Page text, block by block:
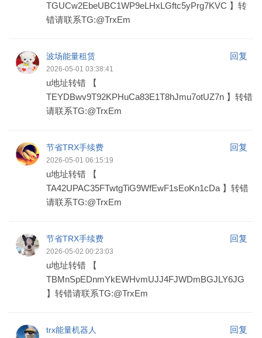
TGUCw2EbeUBC1WP9eLHxLGftc5yPrg7KVC 】转
错请联系TG:@TrxEm
波场能量租赁 回复
2026-05-01 03:38:41
u地址转错 【
TEYDBwv9T92KPHuCa83E1T8hJmu7otUZ7n 】转错
请联系TG:@TrxEm
节省TRX手续费 回复
2026-05-01 06:15:19
u地址转错 【
TA42UPAC35FTwtgTiG9WfEwF1sEoKn1cDa 】转错
请联系TG:@TrxEm
节省TRX手续费 回复
2026-05-02 00:23:03
u地址转错 【
TBMnSpEDnmYkEWHvmUJJ4FJWDmBGJLY6JG
】转错请联系TG:@TrxEm
trx能量机器人 回复